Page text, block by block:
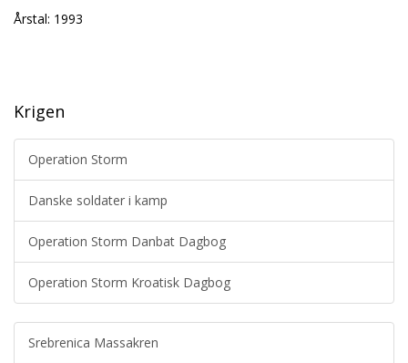
Årstal: 1993
Krigen
Operation Storm
Danske soldater i kamp
Operation Storm Danbat Dagbog
Operation Storm Kroatisk Dagbog
Srebrenica Massakren